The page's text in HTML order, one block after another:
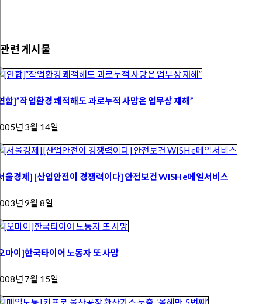
관련 게시물
합]”작업환경 쾌적해도 과로누적 사망은 업무상 재해”
년 3월 14일
울경제] [산업안전이 경쟁력이다] 안전보건 WISH e메일서비스
년 9월 8일
마이]한국타이어 노동자 또 사망
년 7월 15일